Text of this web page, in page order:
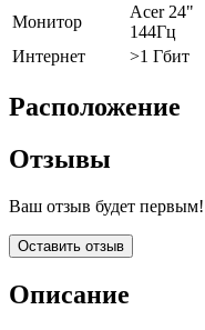
Монитор
Acer 24"
144Гц
Интернет
>1 Гбит
Расположение
Отзывы
Ваш отзыв будет первым!
Оставить отзыв
Описание